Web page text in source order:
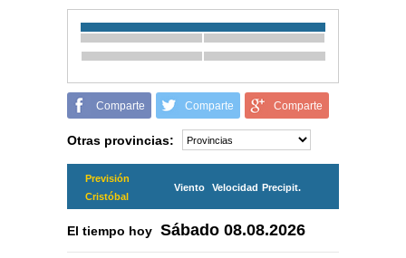
Comparte Comparte Comparte
Otras provincias:
Previsión
Cristóbal
Viento Velocidad Precipit.
El tiempo hoy Sábado 08.08.2026